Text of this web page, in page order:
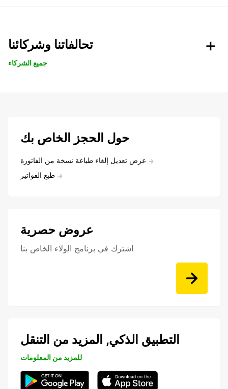
تحالفاتنا وشركائنا
جميع الشركاء
حول الحجز الخاص بك
عرض تعديل إلغاء طباعة نسخة من الفاتورة
طبع الفواتير
عروض حصرية
اشترك في برنامج الولاء الخاص بنا
التطبيق الذكي, المزيد من التنقل
للمزيد من المعلومات